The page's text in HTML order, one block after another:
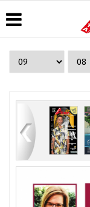
Üye Paneli
Arşivi
Dergi
Arşivi
Günün
Haberleri
84 1